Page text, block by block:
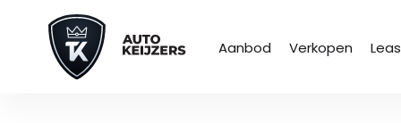
Aanbod Verkopen